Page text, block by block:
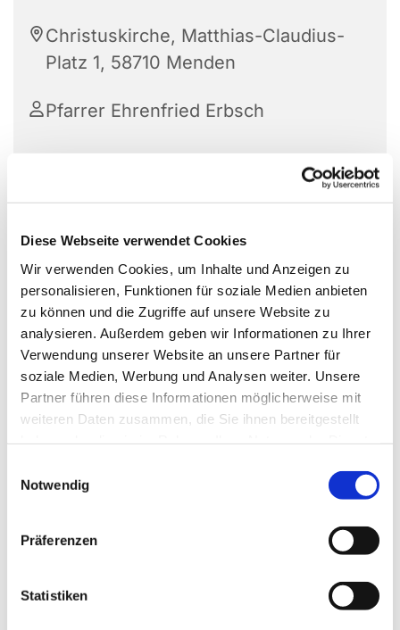
Diese Webseite verwendet Cookies
Wir verwenden Cookies, um Inhalte und Anzeigen zu
personalisieren, Funktionen für soziale Medien anbieten
zu können und die Zugriffe auf unsere Website zu
analysieren. Außerdem geben wir Informationen zu Ihrer
Verwendung unserer Website an unsere Partner für
soziale Medien, Werbung und Analysen weiter. Unsere
Partner führen diese Informationen möglicherweise mit
weiteren Daten zusammen, die Sie ihnen bereitgestellt
Notwendig
Präferenzen
Statistiken
Christuskirche, Matthias-Claudius-
Platz 1, 58710 Menden
Pfarrer Ehrenfried Erbsch
Ein A1-Deutschsprachkurs ist der ideale Einstieg
erwerben,Teilnehmer lernen, sich vorzustellen,
einfache Fragen zu stellen, im Alltag zu
kommunizieren und vertraute Ausdrücke zu
verwenden.
Inhalte und Ziele des A1-Kurses:
Grundlagen: Alphabet, Zahlen, einfache
Satzstrukturen, Konjugation von Verben, Ja-
Nein-Fragen.
Alltagskommunikation:Sich vorstellen,
Uhrzeiten, Hobbys, nach dem Weg fragen.
einfacher Texte, kurzes Sprechen in